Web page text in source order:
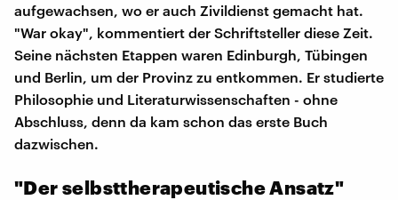
aufgewachsen, wo er auch Zivildienst gemacht hat.
"War okay", kommentiert der Schriftsteller diese Zeit.
Seine nächsten Etappen waren Edinburgh, Tübingen
und Berlin, um der Provinz zu entkommen. Er studierte
Philosophie und Literaturwissenschaften - ohne
Abschluss, denn da kam schon das erste Buch
dazwischen.
"Der selbsttherapeutische Ansatz"